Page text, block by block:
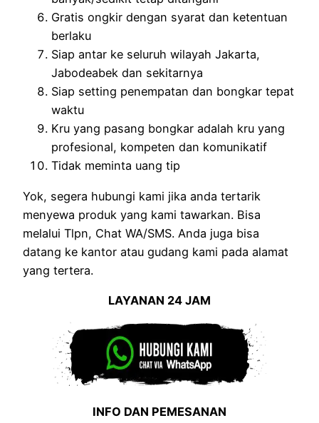
Gratis ongkir dengan syarat dan ketentuan
berlaku
Siap antar ke seluruh wilayah Jakarta,
Jabodeabek dan sekitarnya
Siap setting penempatan dan bongkar tepat
waktu
Kru yang pasang bongkar adalah kru yang
profesional, kompeten dan komunikatif
Tidak meminta uang tip
Yok, segera hubungi kami jika anda tertarik
menyewa produk yang kami tawarkan. Bisa
melalui Tlpn, Chat WA/SMS. Anda juga bisa
datang ke kantor atau gudang kami pada alamat
yang tertera.
LAYANAN 24 JAM
INFO DAN PEMESANAN